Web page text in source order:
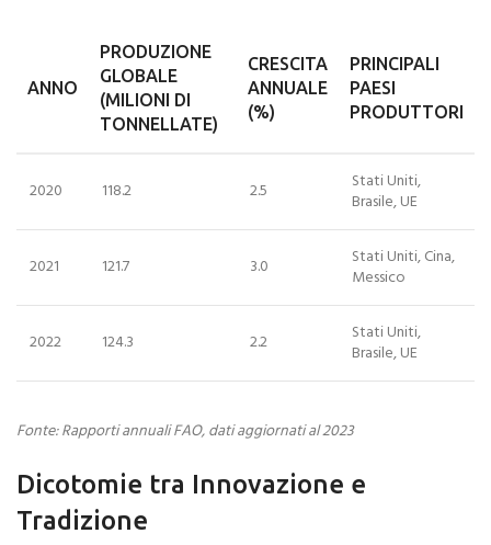
ANNO
PRODUZIONE
GLOBALE
(MILIONI DI
TONNELLATE)
CRESCITA
ANNUALE
(%)
PRINCIPALI
PAESI
PRODUTTORI
2020 118.2 2.5
Stati Uniti,
Brasile, UE
2021 121.7 3.0
Stati Uniti, Cina,
Messico
2022 124.3 2.2
Stati Uniti,
Brasile, UE
Fonte: Rapporti annuali FAO, dati aggiornati al 2023
Dicotomie tra Innovazione e
Tradizione